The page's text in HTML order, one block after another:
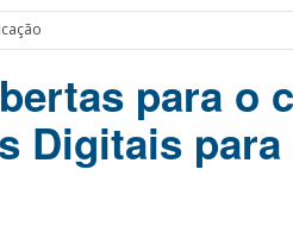
para o
Digitais